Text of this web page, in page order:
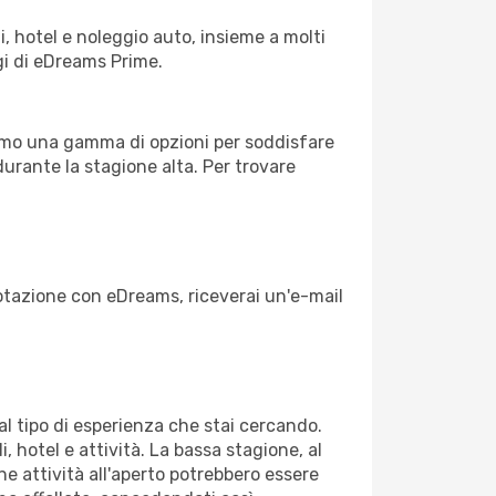
hotel e noleggio auto, insieme a molti
eDreams Prime.
una gamma di opzioni per soddisfare
la stagione alta. Per trovare
con eDreams, riceverai un'e-mail
tipo di esperienza che stai cercando.
hotel e attività. La bassa stagione, al
attività all'aperto potrebbero essere